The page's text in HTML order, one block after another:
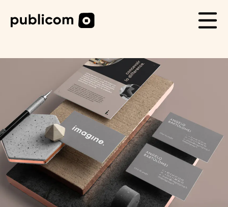
CAS CLIENTS
Life
Carrière
Contact